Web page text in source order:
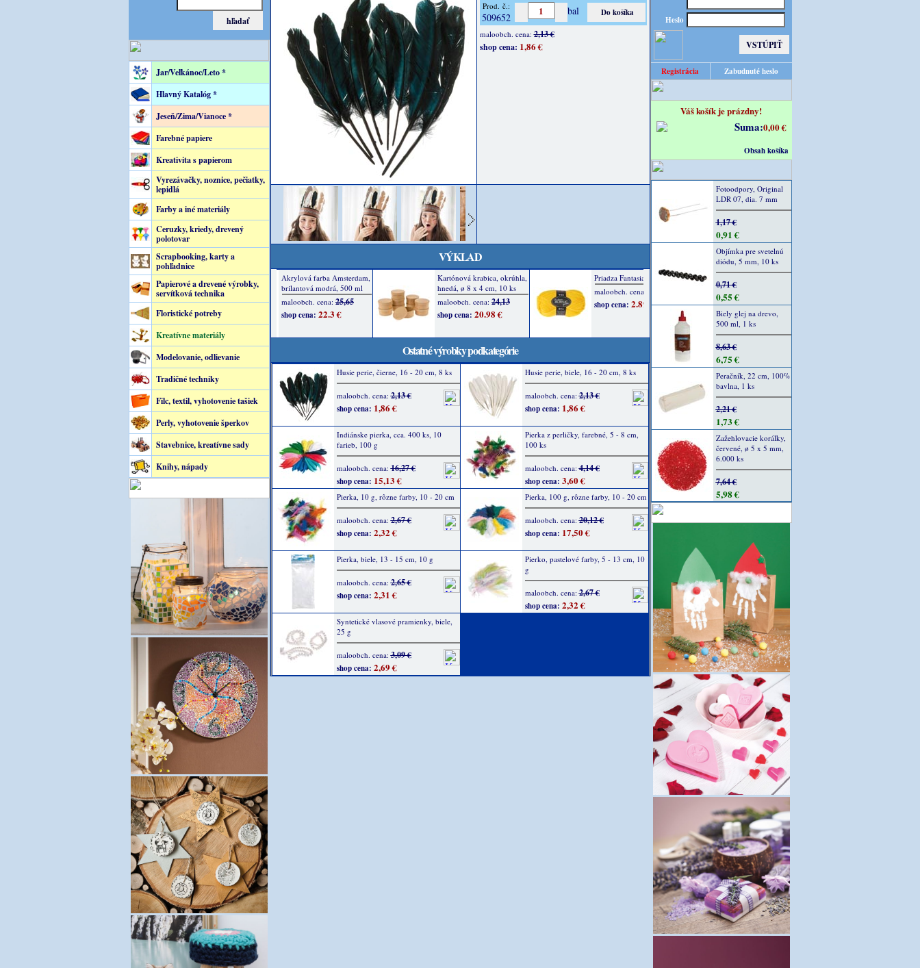
Jar/Veľkánoc/Leto *
Hlavný Katalóg *
Jeseň/Zima/Vianoce *
Farebné papiere
Kreativita s papierom
Vyrezávačky, noznice, pečiatky,
lepidlá
Farby a iné materiály
Ceruzky, kriedy, drevený
polotovar
Scrapbooking, karty a
pohľadnice
Papierové a drevené výrobky,
servítková technika
Floristické potreby
Kreatívne materiály
Modelovanie, odlievanie
Tradičné techniky
Filc, textil, vyhotovenie tašiek
Perly, vyhotovenie šperkov
Stavebnice, kreatívne sady
Knihy, nápady
Prod. č.:
509652
bal
maloobch. cena:2,13 €
shop cena: 1,86 €
VÝKLAD
Ostatné výrobky podkategórie
Husie perie, čierne, 16 - 20 cm, 8 ks
maloobch. cena:2,13 €
shop cena: 1,86 €
Husie perie, biele, 16 - 20 cm, 8 ks
maloobch. cena:2,13 €
shop cena: 1,86 €
Indiánske pierka, cca. 400 ks, 10
farieb, 100 g
maloobch. cena:16,27 €
shop cena: 15,13 €
Pierka z perličky, farebné, 5 - 8 cm,
100 ks
maloobch. cena:4,14 €
shop cena: 3,60 €
Pierka, 10 g, rôzne farby, 10 - 20 cm
maloobch. cena:2,67 €
shop cena: 2,32 €
Pierka, 100 g, rôzne farby, 10 - 20 cm
maloobch. cena:20,12 €
shop cena: 17,50 €
Pierka, biele, 13 - 15 cm, 10 g
maloobch. cena:2,65 €
shop cena: 2,31 €
Pierko, pastelové farby, 5 - 13 cm, 10
g
maloobch. cena:2,67 €
shop cena: 2,32 €
Syntetické vlasové pramienky, biele,
25 g
maloobch. cena:3,09 €
shop cena: 2,69 €
Heslo
Registrácia Zabudnuté heslo
Váš košík je prázdny!
Suma:0,00 €
Obsah košíka
Fotoodpory, Original
LDR 07, dia. 7 mm
1,17 €
0,91 €
Objímka pre svetelnú
diódu, 5 mm, 10 ks
0,71 €
0,55 €
Biely glej na drevo,
500 ml, 1 ks
8,63 €
6,75 €
Peračník, 22 cm, 100%
bavlna, 1 ks
2,21 €
1,73 €
Zažehlovacie korálky,
červené, ø 5 x 5 mm,
6.000 ks
7,64 €
5,98 €